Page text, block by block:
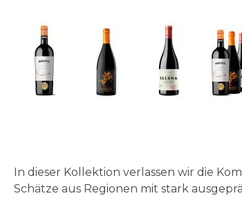
springen
In dieser Kollektion verlassen wir die
Schätze aus Regionen mit stark